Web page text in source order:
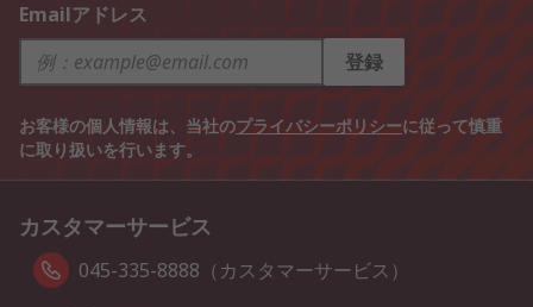
Emailアドレス
登録
お客様の個人情報は、当社のプライバシーポリシーに従って慎重
に取り扱いを行います。
カスタマーサービス
045-335-8888（カスタマーサービス）